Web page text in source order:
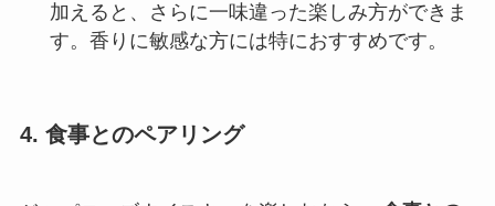
加えると、さらに一味違った楽しみ方ができま
す。香りに敏感な方には特におすすめです。
4. 食事とのペアリング